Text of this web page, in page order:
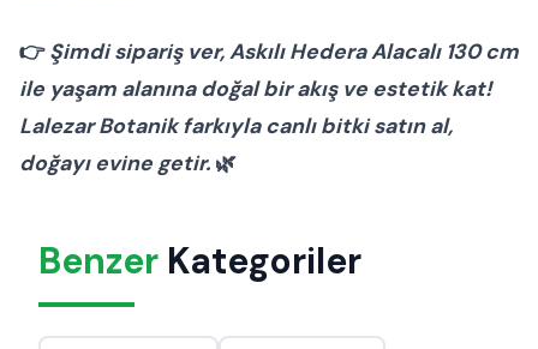
👉Şimdi sipariş ver, Askılı Hedera Alacalı 130 cm
ile yaşam alanına doğal bir akış ve estetik kat!
Lalezar Botanik farkıyla canlı bitki satın al,
doğayı evine getir. 🌿
Benzer Kategoriler